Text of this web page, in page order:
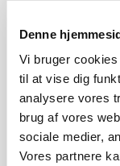
Denne
Vi bruger
til at vise dig
analysere vores
brug af vores
sociale medier,
Vores partnere
Rådgiver om
store